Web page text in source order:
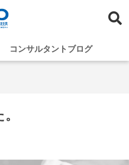
コンサルタントブログ